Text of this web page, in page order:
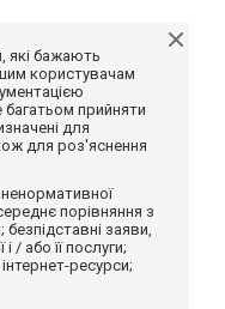
які бажають
користувачам
прийняти
для
для роз'яснення
порівняння з
заяви,
/ або її послуги;
ресурси;